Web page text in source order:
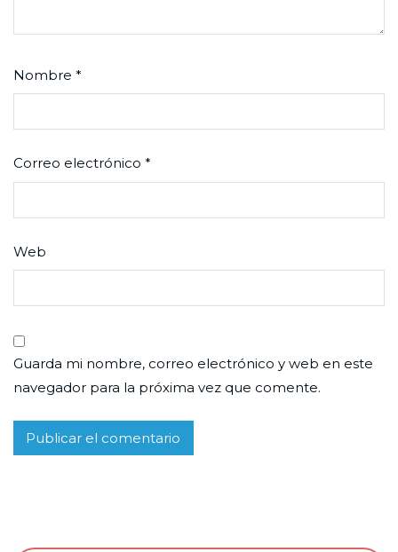
Nombre *
Correo electrónico *
Web
Guarda mi nombre, correo electrónico y web en este
navegador para la próxima vez que comente.